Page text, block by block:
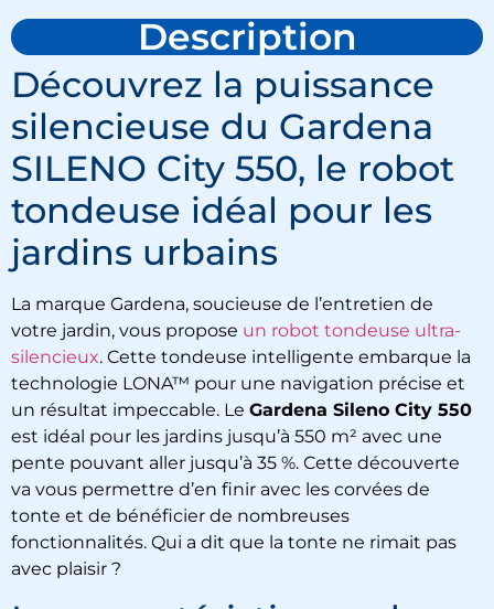
Description
Découvrez la puissance
silencieuse du Gardena
SILENO City 550, le robot
tondeuse idéal pour les
jardins urbains
La marque Gardena, soucieuse de l’entretien de
votre jardin, vous propose un robot tondeuse ultra-
silencieux. Cette tondeuse intelligente embarque la
technologie LONA™ pour une navigation précise et
un résultat impeccable. Le Gardena Sileno City 550
est idéal pour les jardins jusqu’à 550 m² avec une
pente pouvant aller jusqu’à 35 %. Cette découverte
va vous permettre d’en finir avec les corvées de
tonte et de bénéficier de nombreuses
fonctionnalités. Qui a dit que la tonte ne rimait pas
avec plaisir ?